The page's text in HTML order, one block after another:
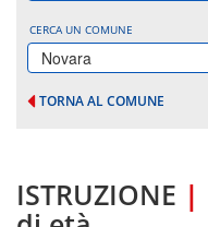
CERCA UN COMUNE
Novara
TORNA AL COMUNE
ISTRUZIONE |